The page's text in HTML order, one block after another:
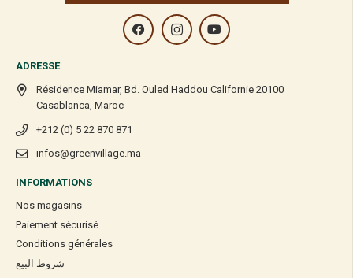
ADRESSE
Résidence Miamar, Bd. Ouled Haddou Californie 20100
Casablanca, Maroc
+212 (0) 5 22 870 871
infos@greenvillage.ma
INFORMATIONS
Nos magasins
Paiement sécurisé
Conditions générales
شروط البيع